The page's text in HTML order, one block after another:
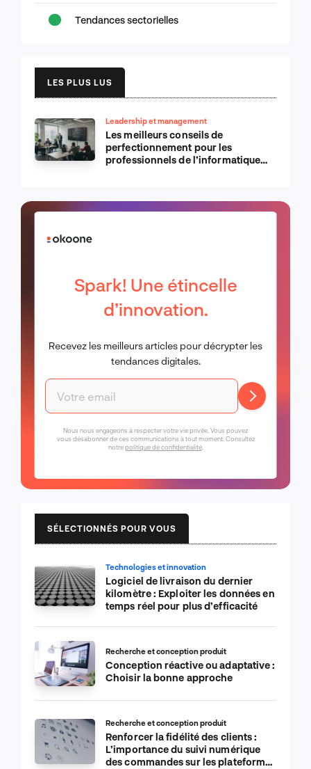
Tendances sectorielles
LES PLUS LUS
Leadership et management
Les meilleurs conseils de
perfectionnement pour les
professionnels de l’informatique
Spark! Une étincelle
d’innovation.
Recevez les meilleurs articles pour décrypter les
tendances digitales.
Nous nous engageons à respecter votre vie privée. Vous pouvez
vous désabonner de ces communications à tout moment. Consultez
notrepolitique de confidentialité.
SÉLECTIONNÉS POUR VOUS
Technologies et innovation
Logiciel de livraison du dernier
kilomètre : Exploiter les données en
temps réel pour plus d’efficacité
Recherche et conception produit
Conception réactive ou adaptative :
Choisir la bonne approche
Recherche et conception produit
Renforcer la fidélité des clients :
L’importance du suivi numérique
des commandes sur les plateformes